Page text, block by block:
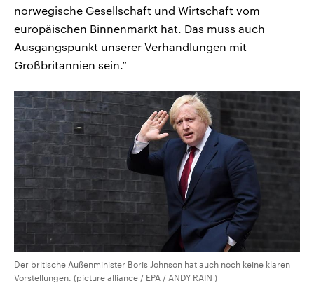
norwegische Gesellschaft und Wirtschaft vom
europäischen Binnenmarkt hat. Das muss auch
Ausgangspunkt unserer Verhandlungen mit
Großbritannien sein.“
Der britische Außenminister Boris Johnson hat auch noch keine klaren
Vorstellungen. (picture alliance / EPA / ANDY RAIN )